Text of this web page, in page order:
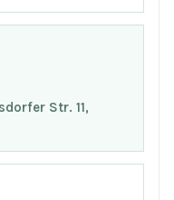
Str. 11,